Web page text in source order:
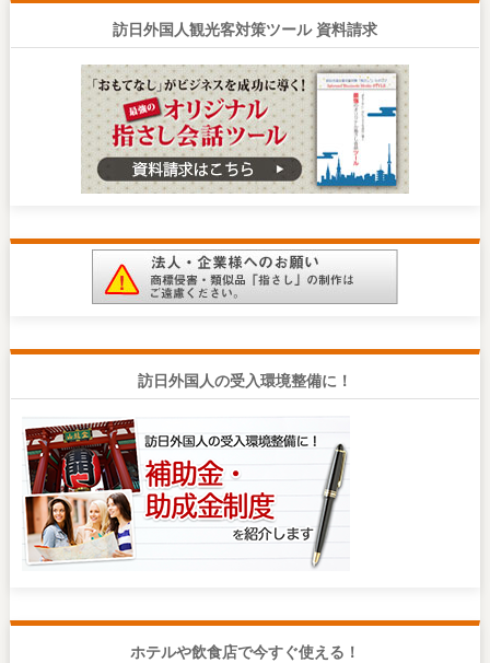
訪日外国人観光客対策ツール 資料請求
訪日外国人の受入環境整備に！
ホテルや飲食店で今すぐ使える！